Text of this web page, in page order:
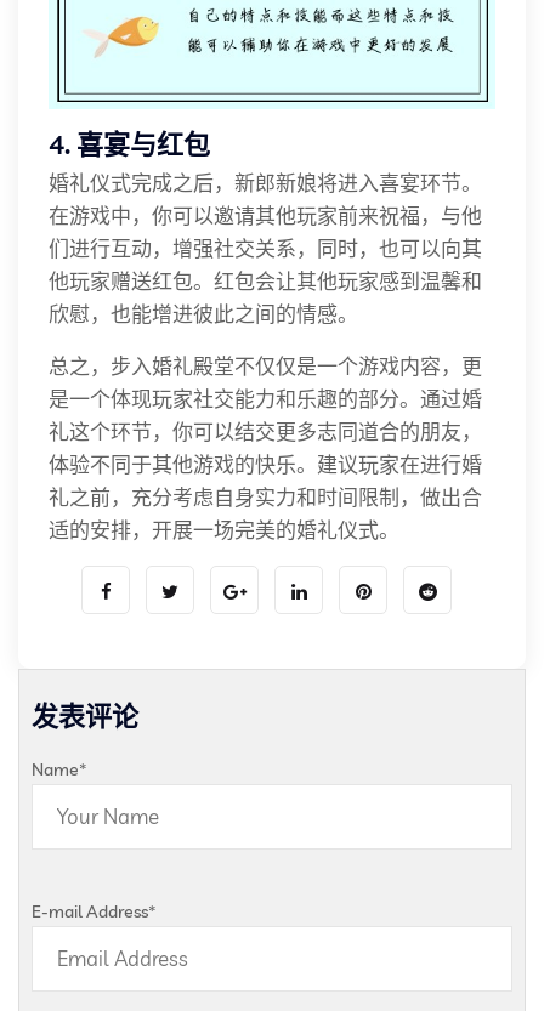
4. 喜宴与红包
婚礼仪式完成之后，新郎新娘将进入喜宴环节。
在游戏中，你可以邀请其他玩家前来祝福，与他
们进行互动，增强社交关系，同时，也可以向其
他玩家赠送红包。红包会让其他玩家感到温馨和
欣慰，也能增进彼此之间的情感。
总之，步入婚礼殿堂不仅仅是一个游戏内容，更
是一个体现玩家社交能力和乐趣的部分。通过婚
礼这个环节，你可以结交更多志同道合的朋友，
体验不同于其他游戏的快乐。建议玩家在进行婚
礼之前，充分考虑自身实力和时间限制，做出合
适的安排，开展一场完美的婚礼仪式。
发表评论
Name*
E-mail Address*